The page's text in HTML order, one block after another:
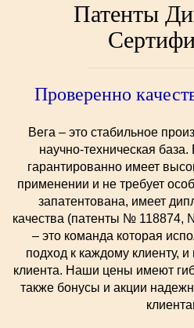
Патенты
Проверенно
Вега – это стабильное
научно-техническая
гарантированно имеет
применении и не требует
запатентована, имеет
качества (патенты №
– это команда которая
подход к каждому клиенту,
клиента. Наши цены имеют
также бонусы и акции